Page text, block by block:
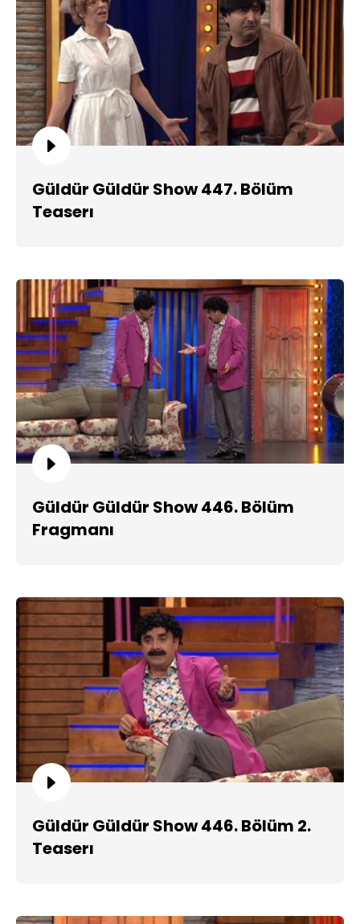
Güldür Güldür Show 447. Bölüm
Teaserı
Güldür Güldür Show 446. Bölüm
Fragmanı
Güldür Güldür Show 446. Bölüm 2.
Teaserı